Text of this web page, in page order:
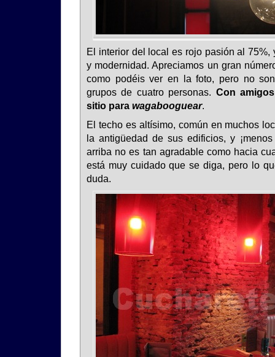
El interior del local es rojo pasión al 75%,
y modernidad. Apreciamos un gran
como podéis ver en la foto, pero no
grupos de cuatro personas. Con
sitio para wagabooguear.
El techo es altísimo, común en muchos
la antigüedad de sus edificios, y
arriba no es tan agradable como hacia
está muy cuidado que se diga, pero lo
duda.